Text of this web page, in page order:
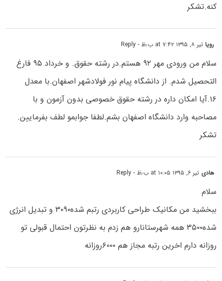
کنه.تشکر
رویاتیر ۸, ۱۳۹۵ at ۷:۴۲ ب٫ظ - Reply
سلام من ورودی مهر ۹۲ هستم.در رشته حقوق. و خرداد ۹۵ فارغ
التحصیل شدم. از دانشگاه پیام نور فولادشهر اصفهان.با معدل
۱۶.آیا امکان داره در رشته حقوق خصوصی بدون آزمون و با
مصاحبه وارد دانشگاه اصفهان بشم.لطفا جوابمو لطف بفرمایین.
تشکر
هادی تیر ۶, ۱۳۹۵ at ۱۰:۰۵ ب٫ظ - Reply
سلام
ببخشید من مکانیک طراحی کاربردی رتبم شده۳۰۹۰ و تبدیل انرژی
شده۳۵۰۰ همه شهرستانارو هم زدم به نظرتون احتمال قبولی تو
روزانه دارم اخرین رتبه مجاز هم ۶۰۰۰روزانه